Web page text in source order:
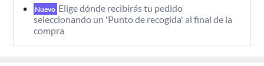
Nuevo Elige dónde recibirás tu pedido
seleccionando un 'Punto de recogida' al final de la
compra